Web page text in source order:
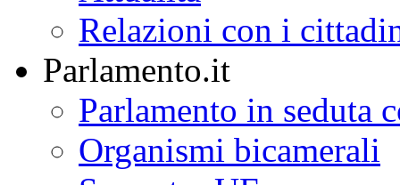
Relazioni con i
Parlamento.it
Parlamento in seduta
Organismi bicamerali